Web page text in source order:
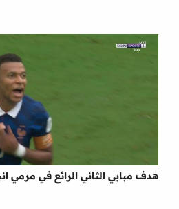
هدف مبابي الثاني الرائع في مرمي